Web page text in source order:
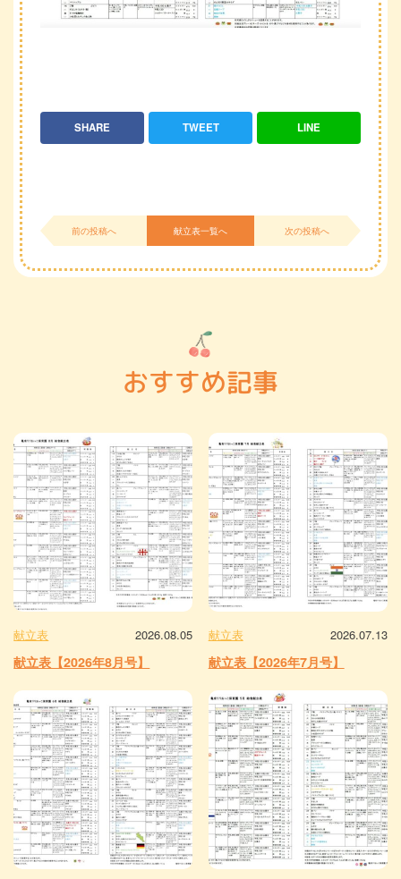
SHARE TWEET LINE
前の投稿へ 献立表一覧へ 次の投稿へ
おすすめ記事
献立表 2026.08.05
献立表【2026年8月号】
献立表 2026.07.13
献立表【2026年7月号】